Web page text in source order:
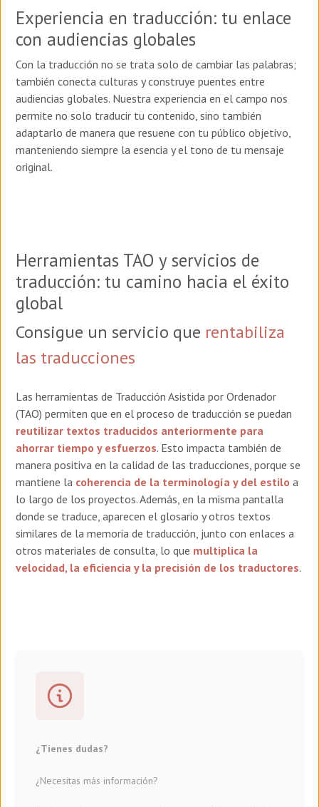
Experiencia en traducción: tu enlace
con audiencias globales
Con la traducción no se trata solo de cambiar las palabras;
también conecta culturas y construye puentes entre
audiencias globales. Nuestra experiencia en el campo nos
permite no solo traducir tu contenido, sino también
adaptarlo de manera que resuene con tu público objetivo,
manteniendo siempre la esencia y el tono de tu mensaje
original.
Herramientas TAO y servicios de
traducción: tu camino hacia el éxito
global
Consigue un servicio que rentabiliza
las traducciones
Las herramientas de Traducción Asistida por Ordenador
(TAO) permiten que en el proceso de traducción se puedan
reutilizar textos traducidos anteriormente para
ahorrar tiempo y esfuerzos. Esto impacta también de
manera positiva en la calidad de las traducciones, porque se
mantiene la coherencia de la terminología y del estilo a
lo largo de los proyectos. Además, en la misma pantalla
donde se traduce, aparecen el glosario y otros textos
similares de la memoria de traducción, junto con enlaces a
otros materiales de consulta, lo que multiplica la
velocidad, la eficiencia y la precisión de los traductores.
¿Tienes dudas?
¿Necesitas más información?